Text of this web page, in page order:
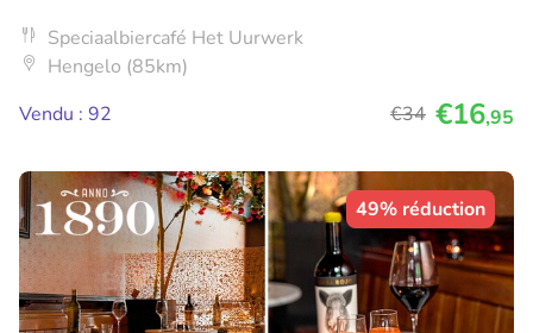
Speciaalbiercafé Het Uurwerk
Hengelo (85km)
Vendu : 92
€34 €16,95
49% réduction